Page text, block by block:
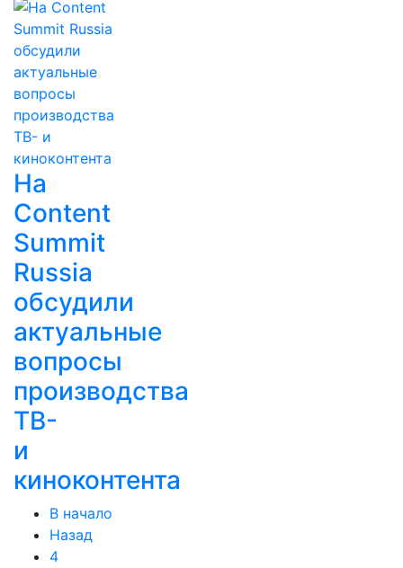
На
Content
Summit
Russia
обсудили
актуальные
вопросы
производства
ТВ-
и
киноконтента
В начало
Назад
4